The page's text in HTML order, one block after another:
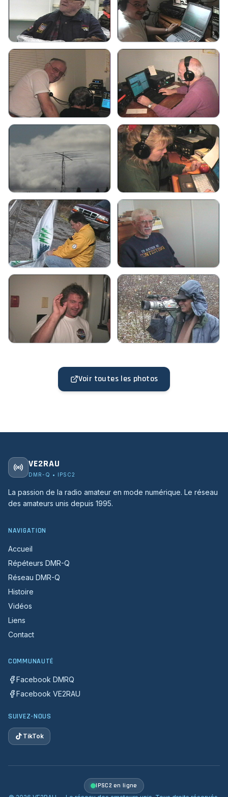
Voir toutes les photos
VE2RAU
DMR-Q • IPSC2
La passion de la radio amateur en mode numérique. Le réseau
des amateurs unis depuis 1995.
NAVIGATION
Accueil
Répéteurs DMR-Q
Réseau DMR-Q
Histoire
Vidéos
Liens
Contact
COMMUNAUTÉ
Facebook DMRQ
Facebook VE2RAU
SUIVEZ-NOUS
TikTok
IPSC2 en ligne